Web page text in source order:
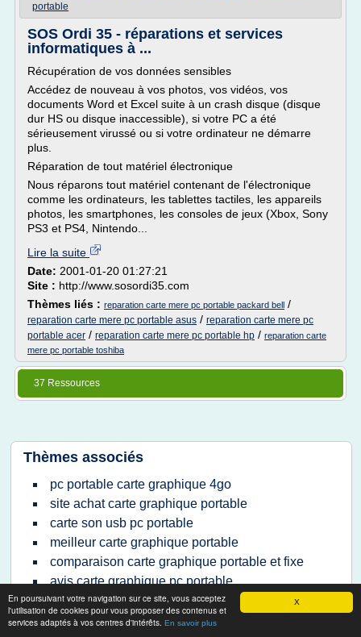
X
En poursuivant votre navigation sur ce site, vous acceptez
l'utilisation de cookies pour vous proposer des contenus et
services adaptés à vos centres d'intérêts. En savoir plus
portable
SOS Ordi 35 - réparations et services
informatiques à ...
Récupération de vos données sensibles
Accédez de nouveau à vos photos, vos vidéos, vos
documents Word et Excel suite à un crash disque (disque
dur HS ou disque inaccessible), si votre PC a été
sérieusement virussé ou si votre ordinateur ne démarre
plus.
Réparation de tout matériel électronique
Nous réparons tout matériel contenant de l'électronique
comme les ordinateurs, les tablettes tactiles, les appareils
photos, les smartphones, les consoles de jeux (Xbox, Sony
PS3 et PS4, Nintendo...
Lire la suite
Date: 2001-01-20 01:27:21
Site : http://www.sosordi35.com
Thèmes liés : reparation carte mere pc portable packard bell /
reparation carte mere pc portable asus / reparation carte mere pc
portable acer / reparation carte mere pc portable hp / reparation carte
mere pc portable toshiba
37 Ressources
Thèmes associés
pc portable carte graphique 4go
site achat carte graphique portable
carte son usb pc portable
meilleur carte graphique portable
comparaison carte graphique portable et fixe
avis carte graphique pc portable
carte graphique portable gamer
carte graphique portable asus